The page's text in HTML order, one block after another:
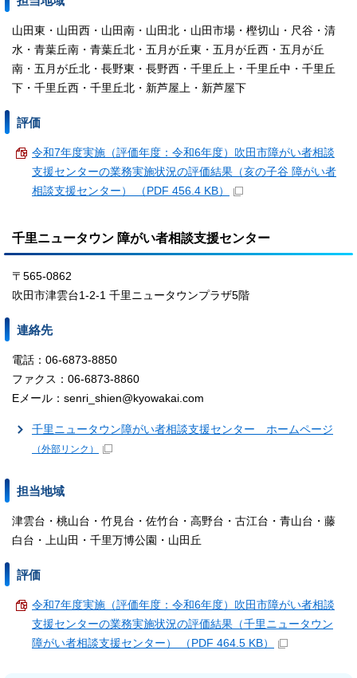
山田東・山田西・山田南・山田北・山田市場・樫切山・尺谷・清
水・青葉丘南・青葉丘北・五月が丘東・五月が丘西・五月が丘
南・五月が丘北・長野東・長野西・千里丘上・千里丘中・千里丘
下・千里丘西・千里丘北・新芦屋上・新芦屋下
評価
令和7年度実施（評価年度：令和6年度）吹田市障がい者相談
支援センターの業務実施状況の評価結果（亥の子谷 障がい者
相談支援センター） （PDF 456.4 KB）
千里ニュータウン 障がい者相談支援センター
〒565-0862
吹田市津雲台1-2-1 千里ニュータウンプラザ5階
連絡先
電話：06-6873-8850
ファクス：06-6873-8860
Eメール：senri_shien@kyowakai.com
千里ニュータウン障がい者相談支援センター ホームページ
（外部リンク）
担当地域
津雲台・桃山台・竹見台・佐竹台・高野台・古江台・青山台・藤
白台・上山田・千里万博公園・山田丘
評価
令和7年度実施（評価年度：令和6年度）吹田市障がい者相談
支援センターの業務実施状況の評価結果（千里ニュータウン
障がい者相談支援センター） （PDF 464.5 KB）